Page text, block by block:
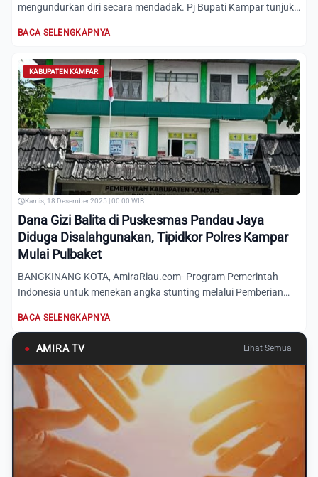
mengundurkan diri secara mendadak. Pj Bupati Kampar tunjuk
BACA SELENGKAPNYA
KABUPATEN KAMPAR
Kamis, 18 Desember 2025 | 00:00 WIB
Dana Gizi Balita di Puskesmas Pandau Jaya
Diduga Disalahgunakan, Tipidkor Polres Kampar
Mulai Pulbaket
BANGKINANG KOTA, AmiraRiau.com- Program Pemerintah
Indonesia untuk menekan angka stunting melalui Pemberian
BACA SELENGKAPNYA
● AMIRA TV Lihat Semua